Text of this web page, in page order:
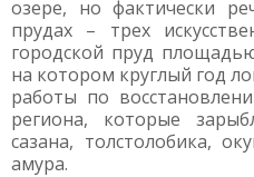
озере, но фактически
прудах – трех
городской пруд
на котором круглый год
работы по
региона, которые
сазана, толстолобика,
амура.